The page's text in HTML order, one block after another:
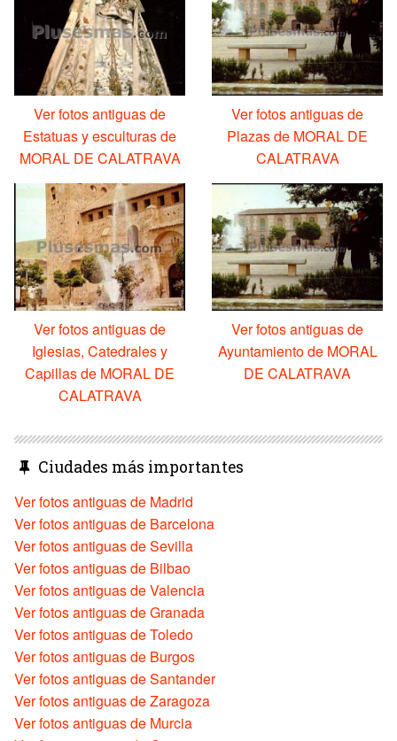
Ver fotos antiguas de
Estatuas y esculturas de
MORAL DE CALATRAVA
Ver fotos antiguas de
Plazas de MORAL DE
CALATRAVA
Ver fotos antiguas de
Iglesias, Catedrales y
Capillas de MORAL DE
CALATRAVA
Ver fotos antiguas de
Ayuntamiento de MORAL
DE CALATRAVA
Ciudades más importantes
Ver fotos antiguas de Madrid
Ver fotos antiguas de Barcelona
Ver fotos antiguas de Sevilla
Ver fotos antiguas de Bilbao
Ver fotos antiguas de Valencia
Ver fotos antiguas de Granada
Ver fotos antiguas de Toledo
Ver fotos antiguas de Burgos
Ver fotos antiguas de Santander
Ver fotos antiguas de Zaragoza
Ver fotos antiguas de Murcia